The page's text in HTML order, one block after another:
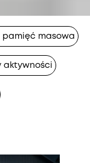
pamięć masowa
aktywności